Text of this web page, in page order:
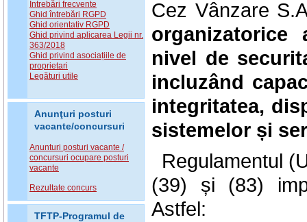
Întrebări frecvente
Ghid întrebări RGPD
Ghid orientativ RGPD
Ghid privind aplicarea Legii nr.
363/2018
Ghid privind asociațiile de
proprietari
Legături utile
Anunţuri posturi
vacante/concursuri
Anunturi posturi vacante /
concursuri ocupare posturi
vacante
Rezultate concurs
TFTP-Programul de
Cez Vânzare
organizatorice
nivel de
incluzând
integritatea,
sistemelor și
Regulamentul
(39) și (83)
Astfel: